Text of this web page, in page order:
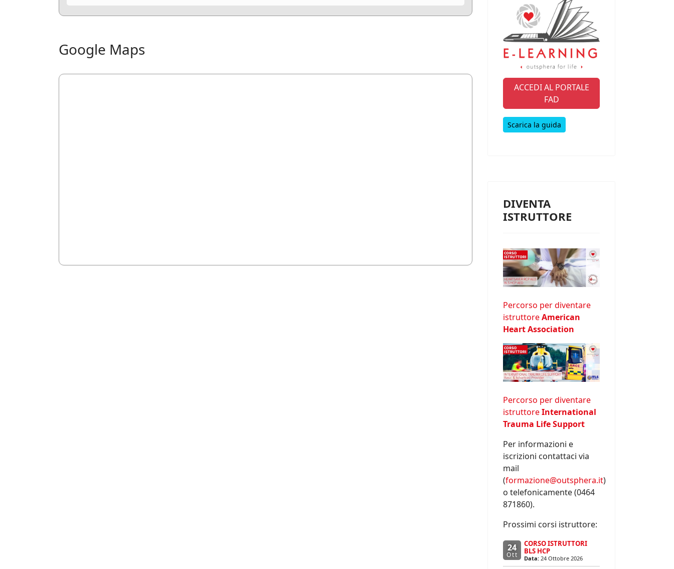
Google Maps
ACCEDI AL PORTALE
FAD
Scarica la guida
DIVENTA
ISTRUTTORE
Percorso per diventare
istruttoreAmerican
Heart Association
Percorso per diventare
istruttoreInternational
Trauma Life Support
Per informazioni e
iscrizioni contattaci via
mail
(formazione@outsphera.it)
o telefonicamente (0464
871860).
Prossimi corsi istruttore:
24
Ott
CORSO ISTRUTTORI
BLS HCP
Data: 24 Ottobre 2026